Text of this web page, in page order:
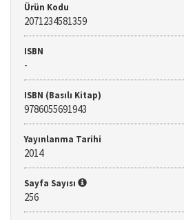
Ürün Kodu
2071234581359
ISBN
-
ISBN (Basılı Kitap)
9786055691943
Yayınlanma Tarihi
2014
Sayfa Sayısı
256